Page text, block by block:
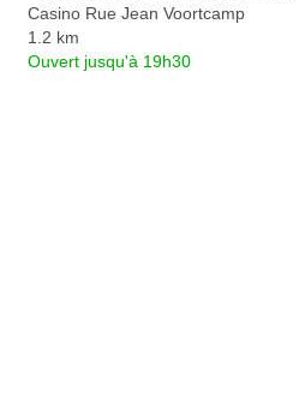
Casino Rue Jean Voortcamp
1.2 km
Ouvert jusqu'à 19h30